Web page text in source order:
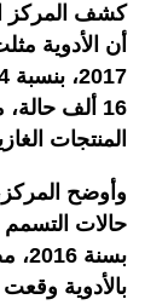
كشف المركز
أن الأدوية
المنتجات الغازية
وأوضح